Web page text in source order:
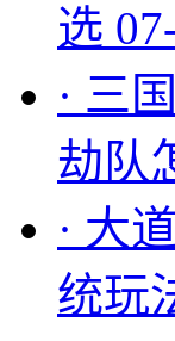
选
· 三
劫队
· 大
统玩